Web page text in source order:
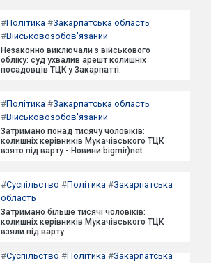
#Політика #Закарпатська область
#Військовозобов'язаний
Незаконно виключали з військового
обліку: суд ухвалив арешт колишніх
посадовців ТЦК у Закарпатті.
#Політика #Закарпатська область
#Військовозобов'язаний
Затримано понад тисячу чоловіків:
колишніх керівників Мукачівського ТЦК
взято під варту - Новини bigmir)net
#Суспільство #Політика #Закарпатська
область
Затримано більше тисячі чоловіків:
колишніх керівників Мукачівського ТЦК
взяли під варту.
#Суспільство #Політика #Закарпатська